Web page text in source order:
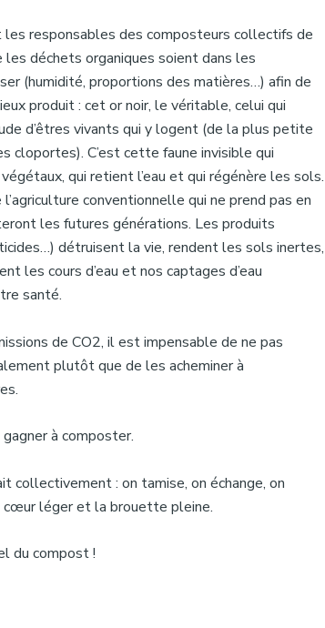
responsables des composteurs collectifs de
déchets organiques soient dans les
(humidité, proportions des matières…) afin de
produit : cet or noir, le véritable, celui qui
d’êtres vivants qui y logent (de la plus petite
cloportes). C’est cette faune invisible qui
qui retient l’eau et qui régénère les sols.
conventionnelle qui ne prend pas en
les futures générations. Les produits
détruisent la vie, rendent les sols inertes,
les cours d’eau et nos captages d’eau
santé.
de CO2, il est impensable de ne pas
plutôt que de les acheminer à
à composter.
collectivement : on tamise, on échange, on
cœur léger et la brouette pleine.
du compost !